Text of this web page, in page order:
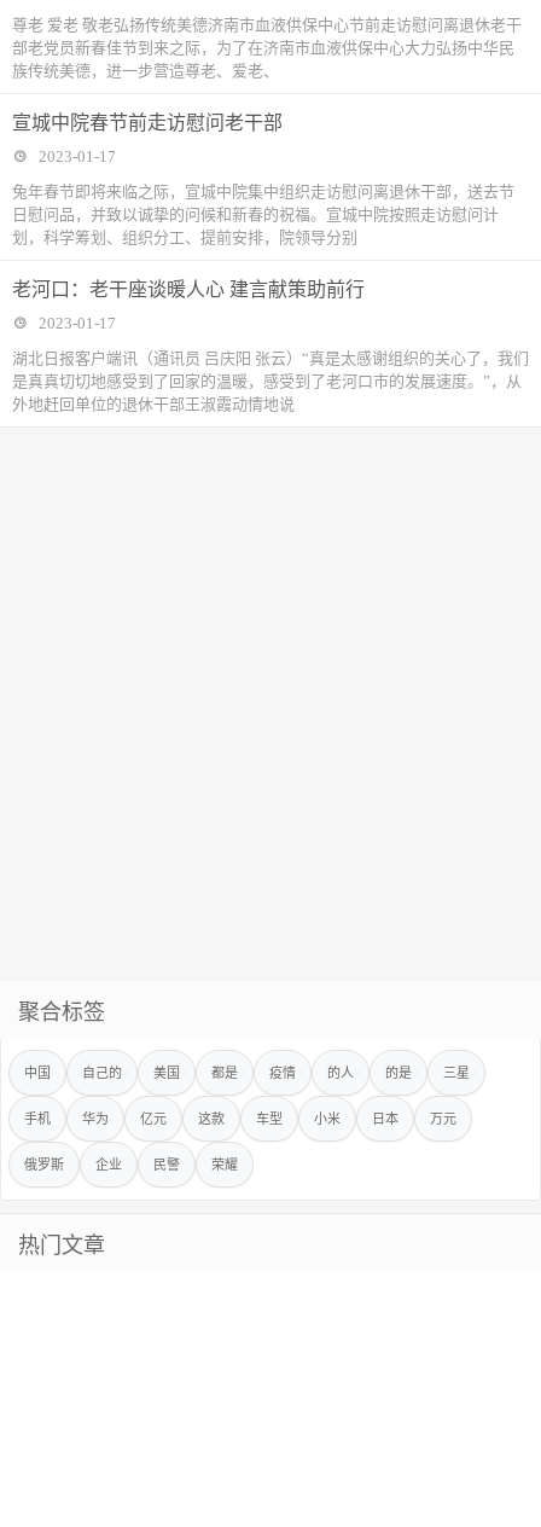
尊老 爱老 敬老弘扬传统美德济南市血液供保中心节前走访慰问离退休老干
部老党员新春佳节到来之际，为了在济南市血液供保中心大力弘扬中华民
族传统美德，进一步营造尊老、爱老、
宣城中院春节前走访慰问老干部
2023-01-17
兔年春节即将来临之际，宣城中院集中组织走访慰问离退休干部，送去节
日慰问品，并致以诚挚的问候和新春的祝福。宣城中院按照走访慰问计
划，科学筹划、组织分工、提前安排，院领导分别
老河口：老干座谈暖人心 建言献策助前行
2023-01-17
湖北日报客户端讯（通讯员 吕庆阳 张云）“真是太感谢组织的关心了，我们
是真真切切地感受到了回家的温暖，感受到了老河口市的发展速度。”，从
外地赶回单位的退休干部王淑霞动情地说
聚合标签
中国 自己的 美国 都是 疫情 的人 的是 三星
手机 华为 亿元 这款 车型 小米 日本 万元
俄罗斯 企业 民警 荣耀
热门文章